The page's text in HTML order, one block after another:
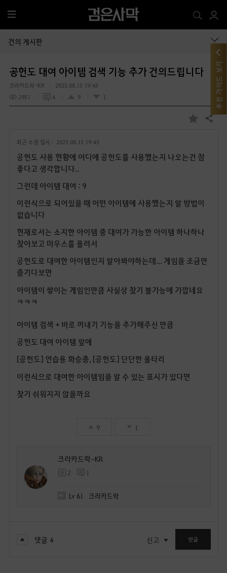
전
체
메
건의 게시판
공헌도 대여 아이템 검색 기능 추가 건의드립니다
크라카드락-KR
2023.08.13 19:43
2951
4 9 1
즐
기
공유하기
최근 수정 일시 : 2023.08.13 19:43
공헌도 사용 현황에 어디에 공헌도를 사용했는지 나오는건 참
좋다고 생각합니다..
그런데 아이템 대여 : 9
이런식으로 되어있을 때 어떤 아이템에 사용했는지 알 방법이
없습니다
현재로서는 소지한 아이템 중 대여가 가능한 아이템 하나하나
찾아보고 마우스를 올려서
공헌도로 대여한 아이템인지 알아봐야하는데... 게임을 조금만
즐기다보면
아이템이 쌓이는 게임인만큼 사실상 찾기 불가능에 가깝네요
ㅋㅋㅋ
아이템 검색 + 바로 꺼내기 기능을 추가해주신 만큼
공헌도 대여 아이템 앞에
[공헌도] 연습용 화승총, [공헌도] 단단한 울타리
이런식으로 대여한 아이템임을 알 수 있는 표시가 있다면
찾기 쉬워지지 않을까요
9 1
크라카드락-KR
2 1
Lv 61 크라카드락
댓글 4 신고 댓글
추천 가이드 보기